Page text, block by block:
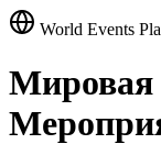
World Events
Мировая